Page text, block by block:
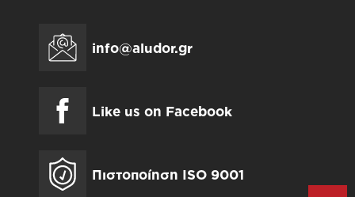
info@aludor.gr
Like us on Facebook
Πιστοποίηση ISO 9001